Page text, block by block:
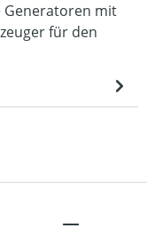
Generatoren mit
für den